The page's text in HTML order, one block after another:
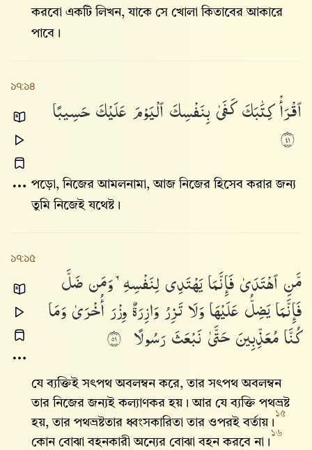
করবো একটি লিখন, যাকে সে খোলা কিতাবের আকারে
পাবে।
১৭:১৪
ٱقْرَأْكِتَٰبَكَكَفَىٰبِنَفْسِكَٱلْيَوْمَعَلَيْكَحَسِيبًا
١٤
পড়ো, নিজের আমলনামা, আজ নিজের হিসেব করার জন্য
তুমি নিজেই যথেষ্ট।
১৭:১৫
مَّنِٱهْتَدَىٰفَإِنَّمَايَهْتَدِىلِنَفْسِهِۦوَمَنضَلَّ
فَإِنَّمَايَضِلُّعَلَيْهَاوَلَاتَزِرُوَازِرَةٌوِزْرَأُخْرَىٰوَمَا
كُنَّامُعَذِّبِينَحَتَّىٰنَبْعَثَرَسُولًا ١٥
যে ব্যক্তিই সৎপথ অবলম্বন করে, তার সৎপথ অবলম্বন
তার নিজের জন্যই কল্যাণকর হয়। আর যে ব্যক্তি পথভ্রষ্ট
হয়, তার পথভ্রষ্টতার ধ্বংসকারিতা তার ওপরই বর্তায়।
১৫
কোন বোঝা বহনকারী অন্যের বোঝা বহন করবে না।
১৬